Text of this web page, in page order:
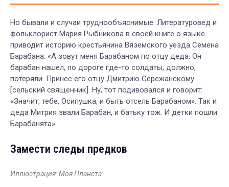
Но бывали и случаи труднообъяснимые. Литературовед и
фольклорист Мария Рыбникова в своей книге о языке
приводит историю крестьянина Вяземского уезда Семена
Барабана: «А зовут меня Барабаном по отцу деда. Он
барабан нашел, по дороге где-то солдаты, должно,
потеряли. Принес его отцу Дмитрию Сережанскому
[сельский священник]. Ну, тот подивовался и говорит:
«Значит, тебе, Осипушка, и быть отсель Барабаном». Так и
деда Митрия звали Барабан, и батьку тож. И детки пошли
Барабанята».
Замести следы предков
Иллюстрация: Моя Планета